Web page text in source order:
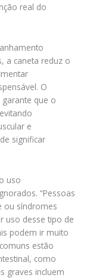
real do
a caneta reduz o
O
que o
e
significar
uso
“Pessoas
ou síndromes
uso desse tipo de
podem ir muito
estão
como
graves incluem